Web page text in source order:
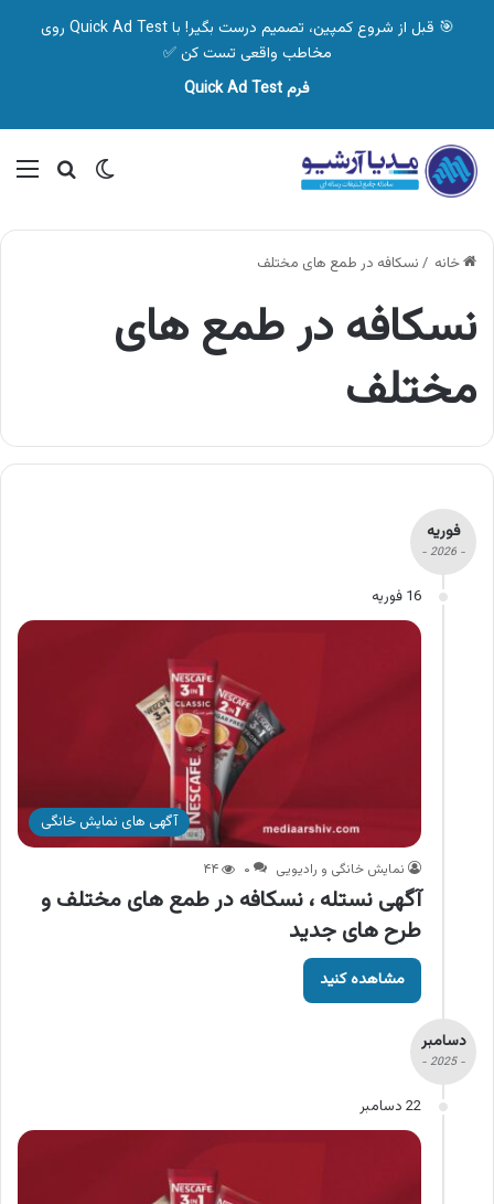
🎯 قبل از شروع کمپین، تصمیم درست بگیر! با Quick Ad Test روی
مخاطب واقعی تست کن ✅
فرم Quick Ad Test
تغییر پوسته
خانه / نسکافه در طمع های مختلف
نسکافه در طمع های
مختلف
فوریه
- 2026 -
16 فوریه
آگهی های نمایش خانگی
نمایش خانگی و رادیویی ۰ ۴۴
آگهی نستله ، نسکافه در طمع های مختلف و
طرح های جدید
مشاهده کنید
دسامبر
- 2025 -
22 دسامبر